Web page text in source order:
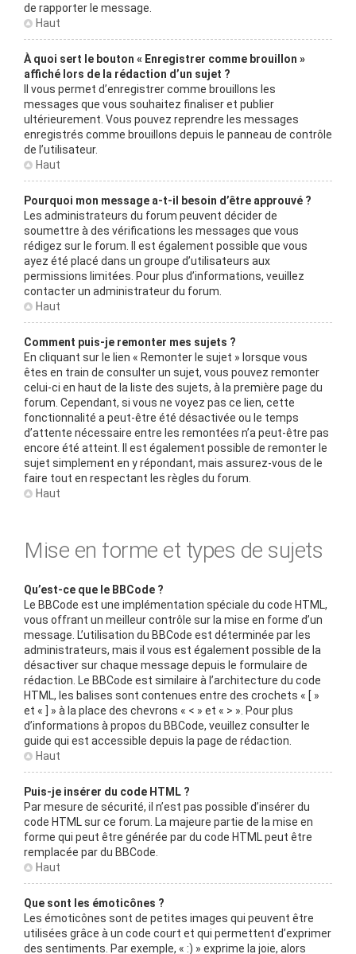
de rapporter le message.
Haut
À quoi sert le bouton « Enregistrer comme brouillon »
affiché lors de la rédaction d’un sujet ?
Il vous permet d’enregistrer comme brouillons les
messages que vous souhaitez finaliser et publier
ultérieurement. Vous pouvez reprendre les messages
enregistrés comme brouillons depuis le panneau de contrôle
de l’utilisateur.
Haut
Pourquoi mon message a-t-il besoin d’être approuvé ?
Les administrateurs du forum peuvent décider de
soumettre à des vérifications les messages que vous
rédigez sur le forum. Il est également possible que vous
ayez été placé dans un groupe d’utilisateurs aux
permissions limitées. Pour plus d’informations, veuillez
contacter un administrateur du forum.
Haut
Comment puis-je remonter mes sujets ?
En cliquant sur le lien « Remonter le sujet » lorsque vous
êtes en train de consulter un sujet, vous pouvez remonter
celui-ci en haut de la liste des sujets, à la première page du
forum. Cependant, si vous ne voyez pas ce lien, cette
fonctionnalité a peut-être été désactivée ou le temps
d’attente nécessaire entre les remontées n’a peut-être pas
encore été atteint. Il est également possible de remonter le
sujet simplement en y répondant, mais assurez-vous de le
faire tout en respectant les règles du forum.
Haut
Mise en forme et types de sujets
Qu’est-ce que le BBCode ?
Le BBCode est une implémentation spéciale du code HTML,
vous offrant un meilleur contrôle sur la mise en forme d’un
message. L’utilisation du BBCode est déterminée par les
administrateurs, mais il vous est également possible de la
désactiver sur chaque message depuis le formulaire de
rédaction. Le BBCode est similaire à l’architecture du code
HTML, les balises sont contenues entre des crochets « [ »
et « ] » à la place des chevrons « < » et « > ». Pour plus
d’informations à propos du BBCode, veuillez consulter le
guide qui est accessible depuis la page de rédaction.
Haut
Puis-je insérer du code HTML ?
Par mesure de sécurité, il n’est pas possible d’insérer du
code HTML sur ce forum. La majeure partie de la mise en
forme qui peut être générée par du code HTML peut être
remplacée par du BBCode.
Haut
Que sont les émoticônes ?
Les émoticônes sont de petites images qui peuvent être
utilisées grâce à un code court et qui permettent d’exprimer
des sentiments. Par exemple, « :) » exprime la joie, alors